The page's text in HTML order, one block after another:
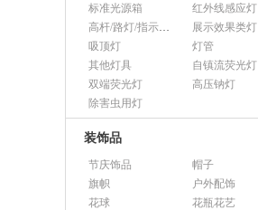
标准光源箱
红外线感应灯
高杆/路灯/指示灯类
展示效果类灯
吸顶灯
灯管
其他灯具
自镇流荧光灯
双端荧光灯
高压钠灯
除害虫用灯
装饰品
节庆饰品
帽子
旗帜
户外配饰
花球
花瓶花艺